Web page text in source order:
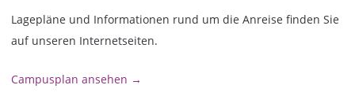
Lagepläne und Informationen rund um die Anreise finden Sie
auf unseren Internetseiten.
Campusplan ansehen →